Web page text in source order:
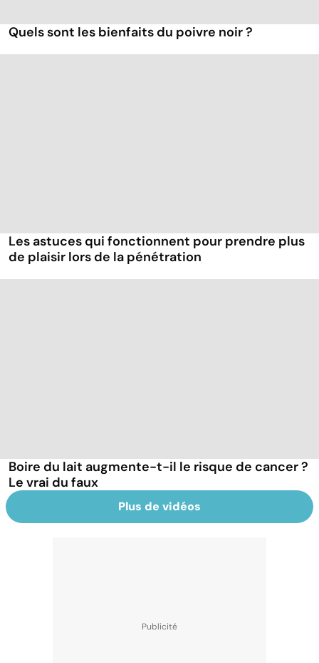
Quels sont les bienfaits du poivre noir ?
Les astuces qui fonctionnent pour prendre plus
de plaisir lors de la pénétration
Boire du lait augmente-t-il le risque de cancer ?
Le vrai du faux
Plus de vidéos